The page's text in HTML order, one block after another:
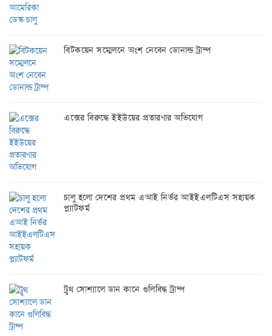
বিটকয়েন সম্মেলনে অংশ নেবেন ডোনাল্ড ট্রাম্প
এক্সের বিরুদ্ধে ইইউয়ের প্রতারণার অভিযোগ
চালু হলো দেশের প্রথম এআই নির্ভর আইইএলটিএস সহায়ক
প্ল্যাটফর্ম
ট্রুথ সোশ্যালে ডান কানে গুলিবিদ্ধ ট্রাম্প